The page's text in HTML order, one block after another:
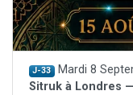
J-33 Mardi 8
Sitruk à Londres